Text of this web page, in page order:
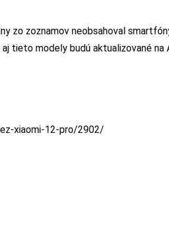
zo zoznamov neobsahoval
tieto modely budú aktualizované na
xiaomi-12-pro/2902/